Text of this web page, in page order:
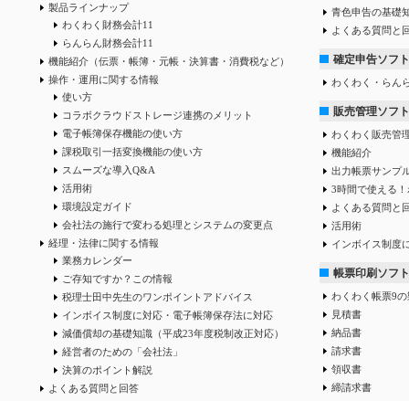
製品ラインナップ
わくわく財務会計11
らんらん財務会計11
機能紹介（伝票・帳簿・元帳・決算書・消費税など）
操作・運用に関する情報
使い方
コラボクラウドストレージ連携のメリット
電子帳簿保存機能の使い方
課税取引一括変換機能の使い方
スムーズな導入Q&A
活用術
環境設定ガイド
会社法の施行で変わる処理とシステムの変更点
経理・法律に関する情報
業務カレンダー
ご存知ですか？この情報
税理士田中先生のワンポイントアドバイス
インボイス制度に対応・電子帳簿保存法に対応
減価償却の基礎知識（平成23年度税制改正対応）
経営者のための「会社法」
決算のポイント解説
よくある質問と回答
青色申告の基礎
よくある質問と
確定申告ソフト
わくわく・らん
販売管理ソフト
わくわく販売管
機能紹介
出力帳票サンプ
3時間で使える
よくある質問と
活用術
インボイス制度
帳票印刷ソフト
わくわく帳票9
見積書
納品書
請求書
領収書
締請求書